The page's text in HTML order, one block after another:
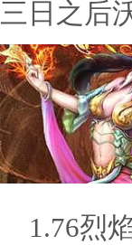
三日之后
1.76烈